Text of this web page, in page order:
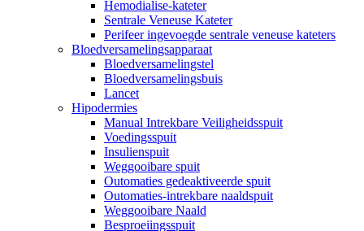
Hemodialise-kateter
Sentrale Veneuse Kateter
Perifeer ingevoegde sentrale veneuse kateters
Bloedversamelingsapparaat
Bloedversamelingstel
Bloedversamelingsbuis
Lancet
Hipodermies
Manual Intrekbare Veiligheidsspuit
Voedingsspuit
Insulienspuit
Weggooibare spuit
Outomaties gedeaktiveerde spuit
Outomaties-intrekbare naaldspuit
Weggooibare Naald
Besproeiingsspuit